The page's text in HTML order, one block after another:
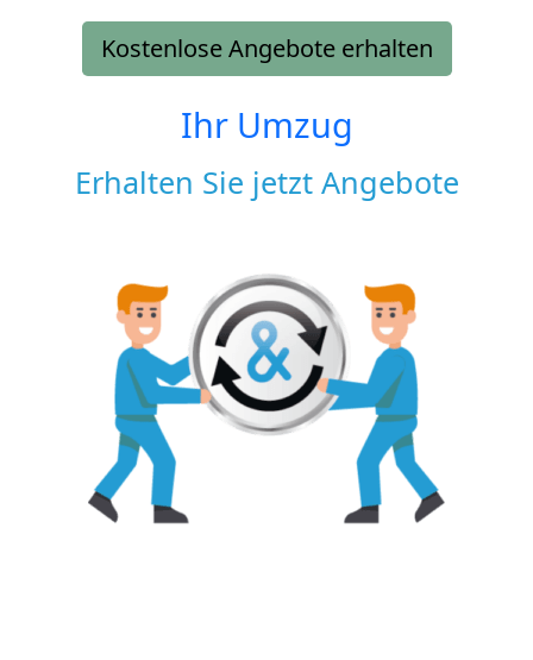
Kostenlose Angebote erhalten
Ihr Umzug
Erhalten Sie jetzt Angebote